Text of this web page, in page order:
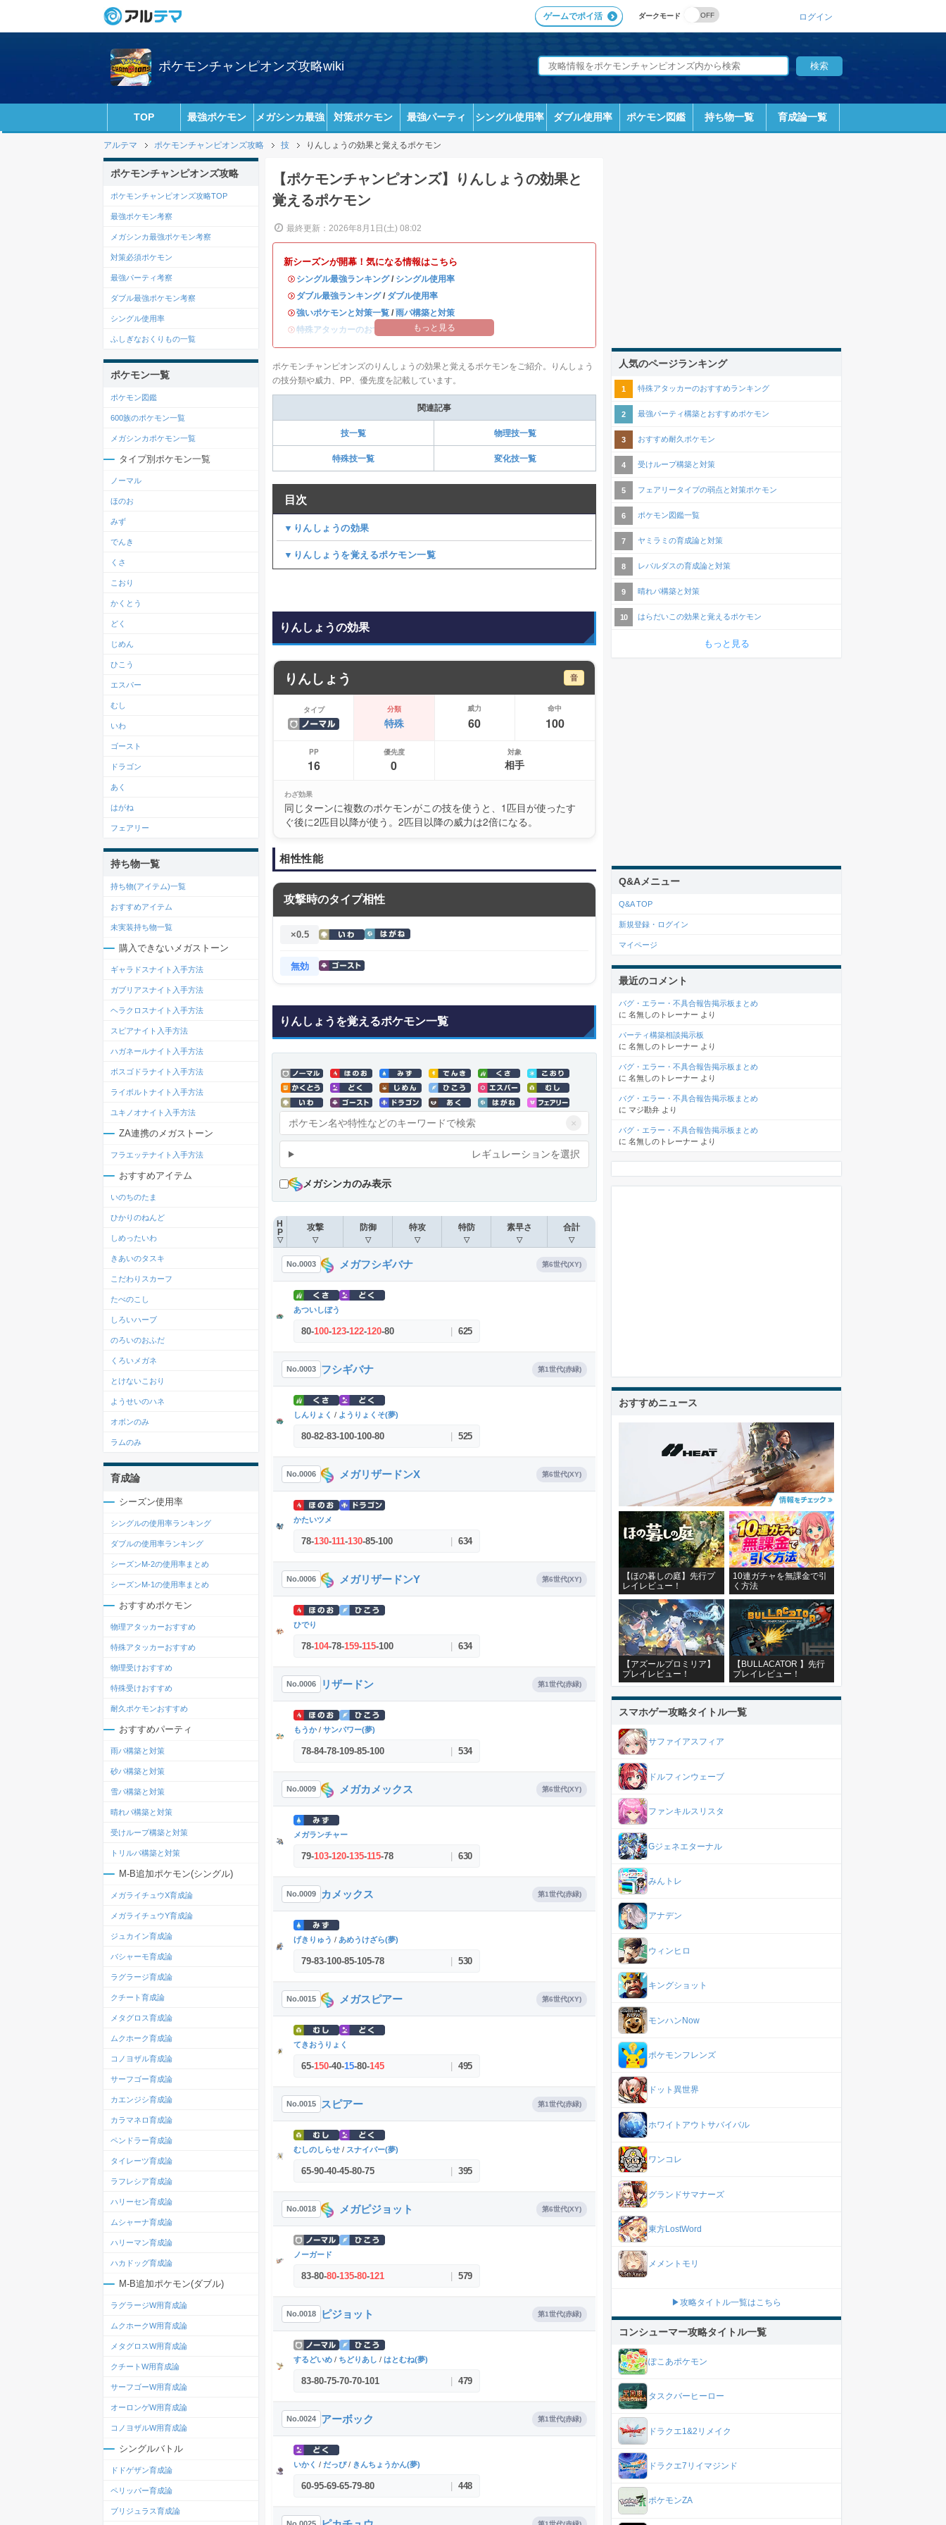
ダークモード
ゲームでポイ活 ログイン
ポケモンチャンピオンズ攻略wiki
TOP 最強ポケモン メガシンカ最強 対策ポケモン 最強パーティ シングル使用率 ダブル使用率 ポケモン図鑑 持ち物一覧 育成論一覧
アルテマ ポケモンチャンピオンズ攻略 技 りんしょうの効果と覚えるポケモン
【ポケモンチャンピオンズ】りんしょうの効果と
覚えるポケモン
最終更新：2026年8月1日(土) 08:02
新シーズンが開幕！気になる情報はこちら
・ シングル最強ランキング/ シングル使用率
・ ダブル最強ランキング/ ダブル使用率
・強いポケモンと対策一覧 / 雨パ構築と対策
・特殊アタッカーのおすすめランキング
もっと見る
ポケモンチャンピオンズのりんしょうの効果と覚えるポケモンをご紹介。りんしょう
の技分類や威力、PP、優先度を記載しています。
関連記事
技一覧 物理技一覧
特殊技一覧 変化技一覧
目次
▼りんしょうの効果
▼りんしょうを覚えるポケモン一覧
りんしょうの効果
りんしょう 音
タイプ 分類
特殊
威力
60
命中
100
PP
16
優先度
0
対象
相手
わざ効果
同じターンに複数のポケモンがこの技を使うと、1匹目が使ったす
ぐ後に2匹目以降が使う。2匹目以降の威力は2倍になる。
相性性能
攻撃時のタイプ相性
×0.5
無効
りんしょうを覚えるポケモン一覧
×
レギュレーションを選択
メガシンカのみ表示
H
P
▽
攻撃
▽
防御
▽
特攻
▽
特防
▽
素早さ
▽
合計
▽
No.0003 メガフシギバナ 第6世代(XY)
あついしぼう
80-100-123-122-120-80 625
No.0003 フシギバナ 第1世代(赤緑)
しんりょく / ようりょくそ(夢)
80-82-83-100-100-80 525
No.0006 メガリザードンX 第6世代(XY)
かたいツメ
78-130-111-130-85-100 634
No.0006 メガリザードンY 第6世代(XY)
ひでり
78-104-78-159-115-100 634
No.0006 リザードン 第1世代(赤緑)
もうか/ サンパワー(夢)
78-84-78-109-85-100 534
No.0009 メガカメックス 第6世代(XY)
メガランチャー
79-103-120-135-115-78 630
No.0009 カメックス 第1世代(赤緑)
げきりゅう / あめうけざら(夢)
79-83-100-85-105-78 530
No.0015 メガスピアー 第6世代(XY)
てきおうりょく
65-150-40-15-80-145 495
No.0015 スピアー 第1世代(赤緑)
むしのしらせ / スナイパー(夢)
65-90-40-45-80-75 395
No.0018 メガピジョット 第6世代(XY)
ノーガード
83-80-80-135-80-121 579
No.0018 ピジョット 第1世代(赤緑)
するどいめ / ちどりあし / はとむね(夢)
83-80-75-70-70-101 479
No.0024 アーボック 第1世代(赤緑)
いかく / だっぴ/ きんちょうかん(夢)
60-95-69-65-79-80 448
ポケモンチャンピオンズ攻略
ポケモンチャンピオンズ攻略TOP
最強ポケモン考察
メガシンカ最強ポケモン考察
対策必須ポケモン
最強パーティ考察
ダブル最強ポケモン考察
シングル使用率
ふしぎなおくりもの一覧
ポケモン一覧
ポケモン図鑑
600族のポケモン一覧
メガシンカポケモン一覧
タイプ別ポケモン一覧
ノーマル
ほのお
みず
でんき
くさ
こおり
かくとう
どく
じめん
ひこう
エスパー
むし
いわ
ゴースト
ドラゴン
あく
はがね
フェアリー
持ち物一覧
持ち物(アイテム)一覧
おすすめアイテム
未実装持ち物一覧
購入できないメガストーン
ギャラドスナイト入手方法
ガブリアスナイト入手方法
ヘラクロスナイト入手方法
スピアナイト入手方法
ハガネールナイト入手方法
ボスゴドラナイト入手方法
ライボルトナイト入手方法
ユキノオナイト入手方法
ZA連携のメガストーン
フラエッテナイト入手方法
おすすめアイテム
いのちのたま
ひかりのねんど
しめったいわ
きあいのタスキ
こだわりスカーフ
たべのこし
しろいハーブ
のろいのおふだ
くろいメガネ
とけないこおり
ようせいのハネ
オボンのみ
ラムのみ
育成論
シーズン使用率
シングルの使用率ランキング
ダブルの使用率ランキング
シーズンM-2の使用率まとめ
シーズンM-1の使用率まとめ
おすすめポケモン
物理アタッカーおすすめ
特殊アタッカーおすすめ
物理受けおすすめ
特殊受けおすすめ
耐久ポケモンおすすめ
おすすめパーティ
雨パ構築と対策
砂パ構築と対策
雪パ構築と対策
晴れパ構築と対策
受けループ構築と対策
トリルパ構築と対策
M-B追加ポケモン(シングル)
メガライチュウX育成論
メガライチュウY育成論
ジュカイン育成論
バシャーモ育成論
ラグラージ育成論
クチート育成論
メタグロス育成論
ムクホーク育成論
コノヨザル育成論
サーフゴー育成論
カエンジシ育成論
カラマネロ育成論
ペンドラー育成論
タイレーツ育成論
ラフレシア育成論
ハリーセン育成論
ムシャーナ育成論
ハリーマン育成論
ハカドッグ育成論
M-B追加ポケモン(ダブル)
ラグラージW用育成論
ムクホークW用育成論
メタグロスW用育成論
クチートW用育成論
サーフゴーW用育成論
オーロンゲW用育成論
コノヨザルW用育成論
シングルバトル
ドドゲザン育成論
ペリッパー育成論
ブリジュラス育成論
人気のページランキング
特殊アタッカーのおすすめランキング
最強パーティ構築とおすすめポケモン
おすすめ耐久ポケモン
受けループ構築と対策
フェアリータイプの弱点と対策ポケモン
ポケモン図鑑一覧
ヤミラミの育成論と対策
レパルダスの育成論と対策
晴れパ構築と対策
はらだいこの効果と覚えるポケモン
もっと見る
Q&Aメニュー
Q&A TOP
新規登録・ログイン
マイページ
最近のコメント
バグ・エラー・不具合報告掲示板まとめ
に 名無しのトレーナー より
パーティ構築相談掲示板
に 名無しのトレーナー より
バグ・エラー・不具合報告掲示板まとめ
に 名無しのトレーナー より
バグ・エラー・不具合報告掲示板まとめ
に マジ勘弁 より
バグ・エラー・不具合報告掲示板まとめ
に 名無しのトレーナー より
おすすめニュース
【ほの暮しの庭】先行プ
レイレビュー！
10連ガチャを無課金で引
く方法
【アズールプロミリア】
プレイレビュー！
【BULLACATOR 】先行
プレイレビュー！
スマホゲー攻略タイトル一覧
サファイアスフィア
ドルフィンウェーブ
ファンキルスリスタ
Gジェネエターナル
みんトレ
アナデン
ウィンヒロ
キングショット
モンハンNow
ポケモンフレンズ
ドット異世界
ホワイトアウトサバイバル
ワンコレ
グランドサマナーズ
東方LostWord
メメントモリ
▶攻略タイトル一覧はこちら
コンシューマー攻略タイトル一覧
ぽこあポケモン
タスクバーヒーロー
ドラクエ1&2リメイク
ドラクエ7リイマジンド
ポケモンZA